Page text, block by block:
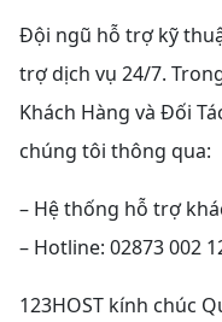
Đội ngũ hỗ trợ kỹ
trợ dịch vụ 24/7.
Khách Hàng và Đối
chúng tôi thông qua:
– Hệ thống hỗ trợ
– Hotline: 02873 002
123HOST kính chúc